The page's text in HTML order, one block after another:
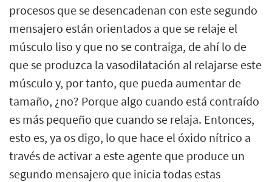
procesos que se desencadenan con este segundo
mensajero están orientados a que se relaje el
músculo liso y que no se contraiga, de ahí lo de
que se produzca la vasodilatación al relajarse este
músculo y, por tanto, que pueda aumentar de
tamaño, ¿no? Porque algo cuando está contraído
es más pequeño que cuando se relaja. Entonces,
esto es, ya os digo, lo que hace el óxido nítrico a
través de activar a este agente que produce un
segundo mensajero que inicia todas estas